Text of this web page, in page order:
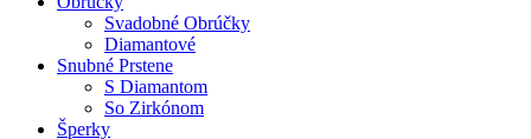
Svadobné Obrúčky
Diamantové
Snubné Prstene
S Diamantom
So Zirkónom
Šperky